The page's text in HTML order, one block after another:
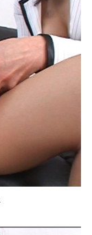
玉川徹氏、包丁男に発砲した警官の行動について「死刑にならない犯罪を警察官が死刑にしてしまった」
「毎日、渋谷でデモが起きてる」と左派が心の拠り所にする動画、目撃者から総ツッコミを食らってしまっており……
【衝撃】ジャンプストアで大量注文→キャンセルを繰り返した32歳女を逮捕 238アカウント、総額43億円超「注文したことで欲求が満たされた」
自分より才能ある同級生女子に嫉妬したアホ男子、他校や先輩にデマを吹聴して「大学進学を阻止する」と進路を潰そうと企んでるらしい